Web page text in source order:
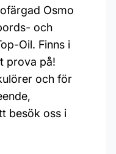
Osmo
och
Oil. Finns i
prova på!
och för
besök oss i